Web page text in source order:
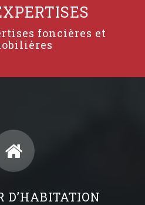
foncières et
D’HABITATION